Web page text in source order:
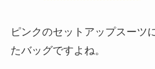
ピンクのセットアップスーツ
たバッグですよね。